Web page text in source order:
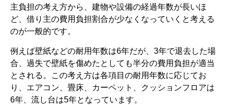
主負担の考え方から、建物や設備の経過年数が長いほ
ど、借り主の費用負担割合が少なくなっていくと考える
のが一般的です。
例えば壁紙などの耐用年数は6年だが、3年で退去した場
合、過失で壁紙を傷めたとしても半分の費用負担が適当
とされる。この考え方は各項目の耐用年数に応じてお
り、エアコン、畳床、カーペット、クッションフロアは
6年、流し台は5年となっています。